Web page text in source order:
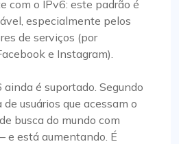
com o IPv6: este padrão é
especialmente pelos
de serviços (por
e Instagram).
é suportado. Segundo
de usuários que acessam o
busca do mundo com
e está aumentando. É